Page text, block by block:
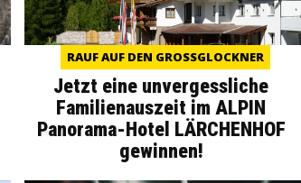
RAUF AUF DEN GROSSGLOCKNER
Jetzt eine unvergessliche
Familienauszeit im ALPIN
Panorama-Hotel LÄRCHENHOF
gewinnen!